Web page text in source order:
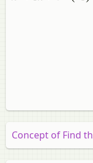
Concept of Find